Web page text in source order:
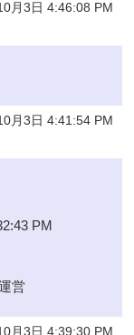
月3日 4:46:08 PM
月3日 4:41:54 PM
PM
営
月3日 4:39:30 PM